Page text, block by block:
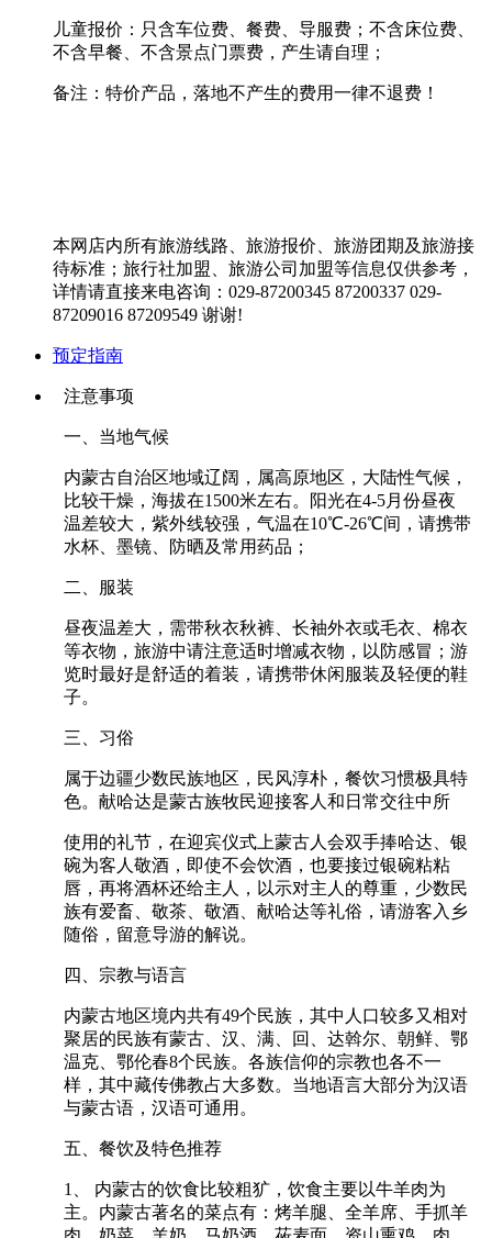
儿童报价：只含车位费、餐费、导服费；不含床位费、
不含早餐、不含景点门票费，产生请自理；
备注：特价产品，落地不产生的费用一律不退费！
本网店内所有旅游线路、旅游报价、旅游团期及旅游接
待标准；旅行社加盟、旅游公司加盟等信息仅供参考，
详情请直接来电咨询：029-87200345 87200337 029-
87209016 87209549 谢谢!
预定指南
注意事项
一、当地气候
内蒙古自治区地域辽阔，属高原地区，大陆性气候，
比较干燥，海拔在1500米左右。阳光在4-5月份昼夜
温差较大，紫外线较强，气温在10℃-26℃间，请携带
水杯、墨镜、防晒及常用药品；
二、服装
昼夜温差大，需带秋衣秋裤、长袖外衣或毛衣、棉衣
等衣物，旅游中请注意适时增减衣物，以防感冒；游
览时最好是舒适的着装，请携带休闲服装及轻便的鞋
子。
三、习俗
属于边疆少数民族地区，民风淳朴，餐饮习惯极具特
色。献哈达是蒙古族牧民迎接客人和日常交往中所
使用的礼节，在迎宾仪式上蒙古人会双手捧哈达、银
碗为客人敬酒，即使不会饮酒，也要接过银碗粘粘
唇，再将酒杯还给主人，以示对主人的尊重，少数民
族有爱畜、敬茶、敬酒、献哈达等礼俗，请游客入乡
随俗，留意导游的解说。
四、宗教与语言
内蒙古地区境内共有49个民族，其中人口较多又相对
聚居的民族有蒙古、汉、满、回、达斡尔、朝鲜、鄂
温克、鄂伦春8个民族。各族信仰的宗教也各不一
样，其中藏传佛教占大多数。当地语言大部分为汉语
与蒙古语，汉语可通用。
五、餐饮及特色推荐
1、 内蒙古的饮食比较粗犷，饮食主要以牛羊肉为
主。内蒙古著名的菜点有：烤羊腿、全羊席、手抓羊